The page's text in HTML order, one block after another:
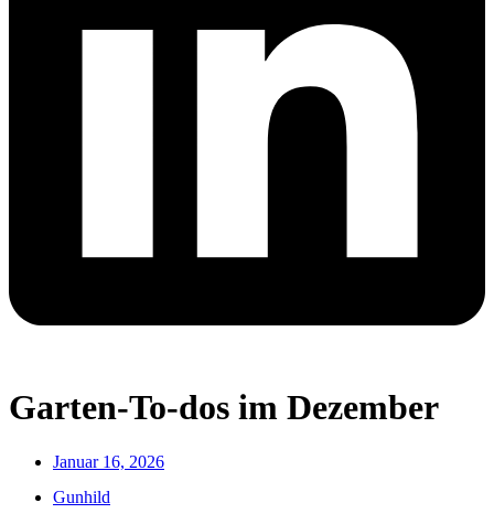
Garten-To-dos im Dezember
Januar 16, 2026
Gunhild